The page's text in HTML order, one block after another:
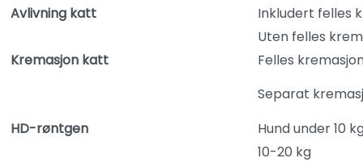
Avlivning katt
Inkludert felles
Uten felles
Kremasjon katt
Felles
Separat
HD-røntgen
Hund under 10
10-20 kg